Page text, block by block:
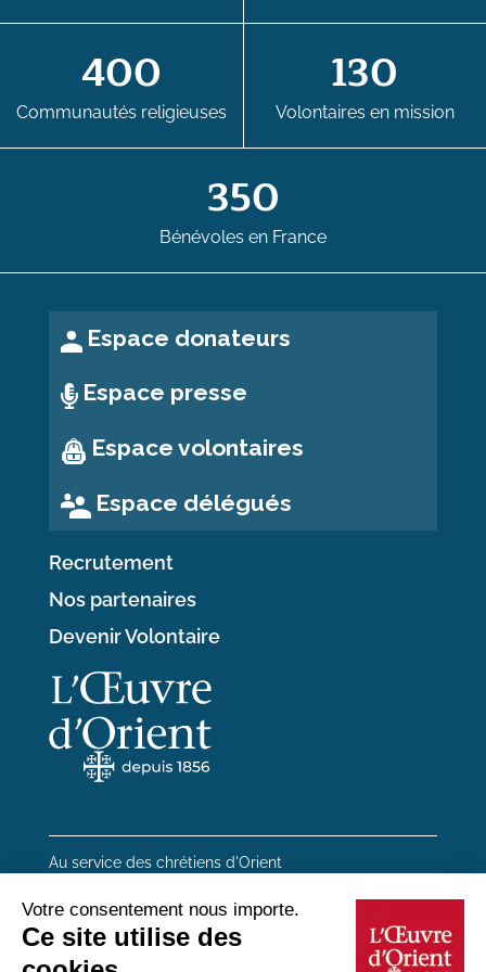
400
Communautés religieuses
130
Volontaires en mission
350
Bénévoles en France
Espace donateurs
Espace presse
Espace volontaires
Espace délégués
Recrutement
Nos partenaires
Devenir Volontaire
Au service des chrétiens d'Orient
20 rue du Regard 75006 Paris